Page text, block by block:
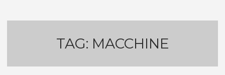
TAG: MACCHINE